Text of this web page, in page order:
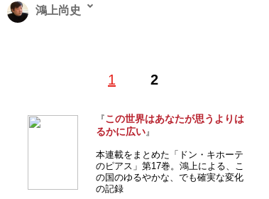
1 2
鴻上尚史
『週刊SPA!』(扶桑社)好評連載コラムの待望の
単行本化 第19弾!2018年1月2・9日合併号〜
2020年5月26日号まで、全96本。
『この世界はあなたが思うよりは
るかに広い』
本連載をまとめた「ドン・キホーテ
のピアス」第17巻。鴻上による、こ
の国のゆるやかな、でも確実な変化
の記録